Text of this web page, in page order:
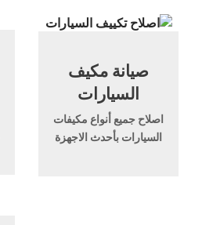
صيانة مكيف
السيارات
اصلاح جميع أنواع مكيفات
السيارات بأحدث الاجهزة